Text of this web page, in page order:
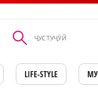
LIFE-STYLE